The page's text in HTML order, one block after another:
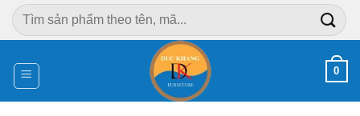
Chuyển
đến
dung
Tìm
kiếm:
0